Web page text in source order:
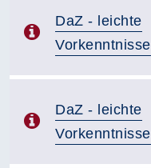
DaZ - leichte
Vorkenntnisse
DaZ - leichte
Vorkenntnisse